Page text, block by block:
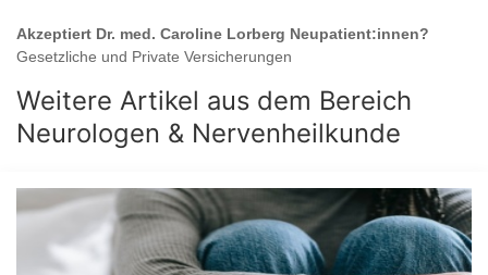
Akzeptiert Dr. med. Caroline Lorberg Neupatient:innen?
Gesetzliche und Private Versicherungen
Weitere Artikel aus dem Bereich
Neurologen & Nervenheilkunde